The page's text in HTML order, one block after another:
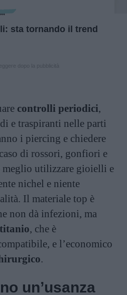
sta tornando il trend
controlli periodici,
e traspiranti nelle parti
i piercing e chiedere
di rossori, gonfiori e
meglio utilizzare gioielli e
nichel e niente
Il materiale top è
non dà infezioni, ma
titanio, che è
e l’economico
.
un’usanza